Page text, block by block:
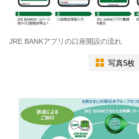
JRE BANKアプリの口座開設の流れ
写真5枚